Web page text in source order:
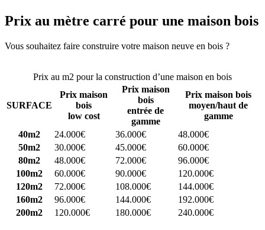
Prix au mètre carré pour une maison bois
Vous souhaitez faire construire votre maison neuve en bois ?
Prix au m2 pour la construction d’une maison en bois
SURFACE
Prix maison
bois
low cost
Prix maison
bois
entrée de
gamme
Prix maison bois
moyen/haut de
gamme
40m2
24.000€ 36.000€
48.000€
50m2
30.000€ 45.000€
60.000€
80m2
48.000€ 72.000€
96.000€
100m2
60.000€ 90.000€
120.000€
120m2
72.000€ 108.000€
144.000€
160m2
96.000€ 144.000€
192.000€
200m2
120.000€ 180.000€ 240.000€